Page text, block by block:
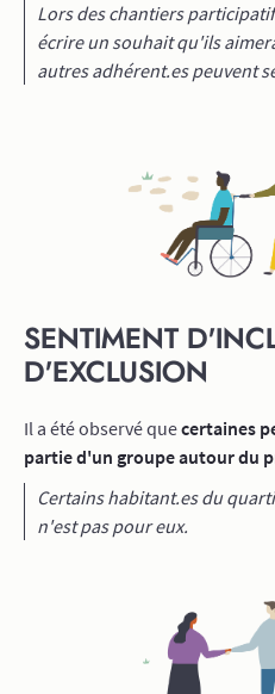
Lors des chantiers
écrire un souhait qu'ils
autres adhérent.es peuvent
SENTIMENT
D'EXCLUSION
Il a été observé quecertaines
partie d'un groupe autour du
Certains habitant.es du
n'est pas pour eux.